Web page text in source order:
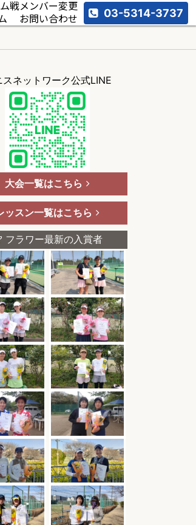
戦メンバー変更
お問い合わせ 03-5314-3737
スネットワーク公式LINE
大会一覧はこちら
ッスン一覧はこちら
フラワー最新の入賞者